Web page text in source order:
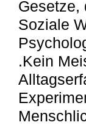
Gesetze,
Soziale
.Kein